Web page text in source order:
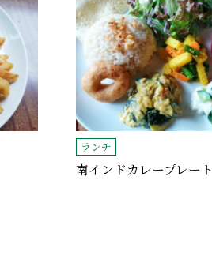
ランチ
南インドカレープレート